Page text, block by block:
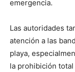
emergencia.
Las autoridades
atención a las
playa,
la prohibición